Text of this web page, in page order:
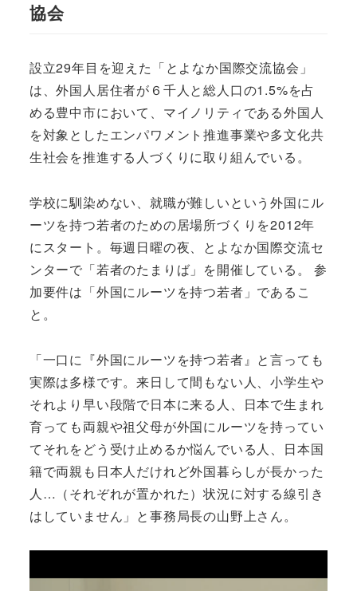
協会
設立29年目を迎えた「とよなか国際交流協会」
は、外国人居住者が６千人と総人口の1.5%を占
める豊中市において、マイノリティである外国人
を対象としたエンパワメント推進事業や多文化共
生社会を推進する人づくりに取り組んでいる。
学校に馴染めない、就職が難しいという外国にル
ーツを持つ若者のための居場所づくりを2012年
にスタート。毎週日曜の夜、とよなか国際交流セ
ンターで「若者のたまりば」を開催している。 参
加要件は「外国にルーツを持つ若者」であるこ
と。
「一口に『外国にルーツを持つ若者』と言っても
実際は多様です。来日して間もない人、小学生や
それより早い段階で日本に来る人、日本で生まれ
育っても両親や祖父母が外国にルーツを持ってい
てそれをどう受け止めるか悩んでいる人、日本国
籍で両親も日本人だけれど外国暮らしが長かった
人…（それぞれが置かれた）状況に対する線引き
はしていません」と事務局長の山野上さん。